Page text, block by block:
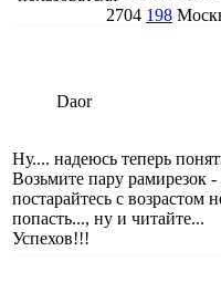
2704 198
Daor
Ну.... надеюсь теперь
Возьмите пару рамирезок
постарайтесь с возрастом
попасть..., ну и читайте...
Успехов!!!